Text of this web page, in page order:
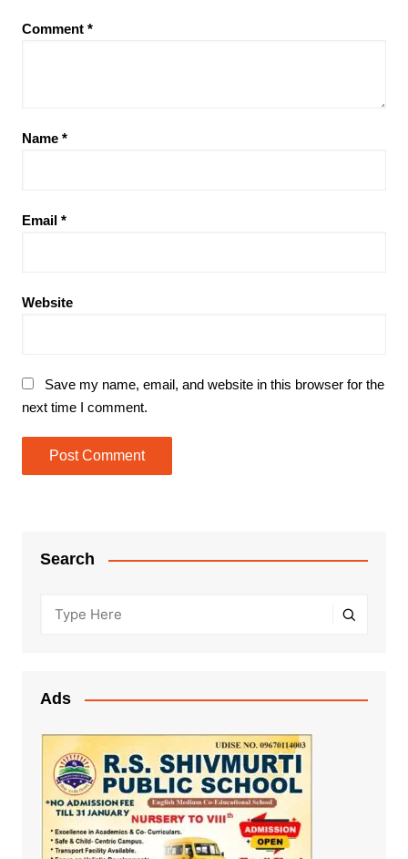
Comment *
Name *
Email *
Website
Save my name, email, and website in this browser for the
next time I comment.
Search
Ads